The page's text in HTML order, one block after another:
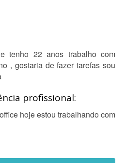
tenho 22 anos trabalho com
, gostaria de fazer tarefas sou
profissional:
hoje estou trabalhando com